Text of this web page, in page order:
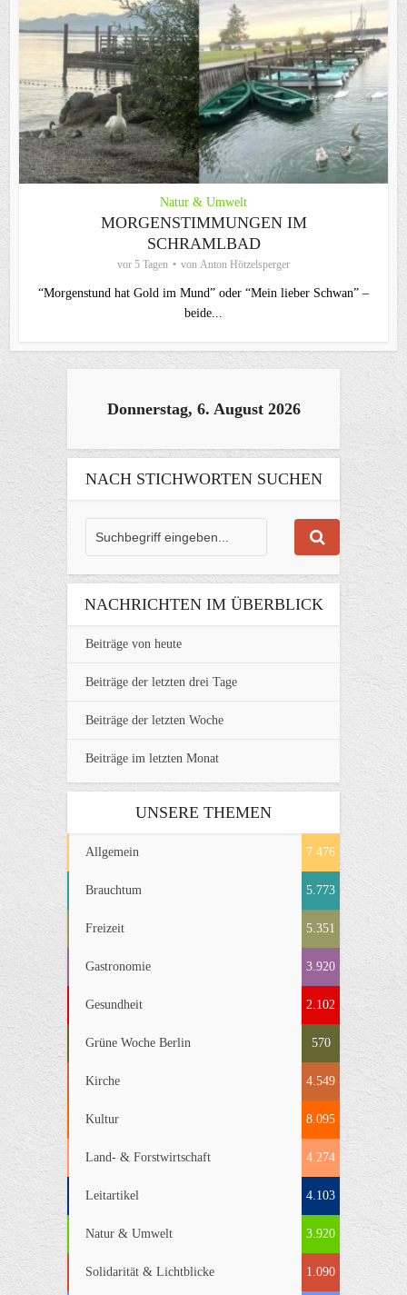
Natur & Umwelt
MORGENSTIMMUNGEN IM
SCHRAMLBAD
vor 5 Tagen von Anton Hötzelsperger
“Morgenstund hat Gold im Mund” oder “Mein lieber Schwan” –
beide...
Donnerstag, 6. August 2026
NACH STICHWORTEN SUCHEN
NACHRICHTEN IM ÜBERBLICK
Beiträge von heute
Beiträge der letzten drei Tage
Beiträge der letzten Woche
Beiträge im letzten Monat
UNSERE THEMEN
Allgemein 7.476
Brauchtum 5.773
Freizeit 5.351
Gastronomie 3.920
Gesundheit 2.102
Grüne Woche Berlin 570
Kirche 4.549
Kultur 8.095
Land- & Forstwirtschaft 4.274
Leitartikel 4.103
Natur & Umwelt 3.920
Solidarität & Lichtblicke 1.090